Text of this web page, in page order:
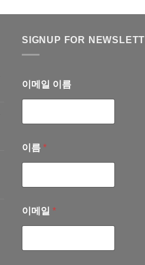
SIGNUP FOR
이메일 이름
이름 *
이메일 *